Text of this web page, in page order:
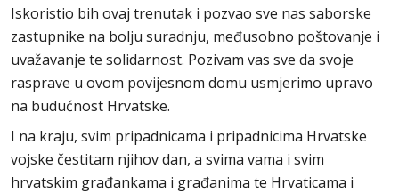
Iskoristio bih ovaj trenutak i pozvao sve nas saborske
zastupnike na bolju suradnju, međusobno poštovanje i
uvažavanje te solidarnost. Pozivam vas sve da svoje
rasprave u ovom povijesnom domu usmjerimo upravo
na budućnost Hrvatske.
I na kraju, svim pripadnicama i pripadnicima Hrvatske
vojske čestitam njihov dan, a svima vama i svim
hrvatskim građankama i građanima te Hrvaticama i